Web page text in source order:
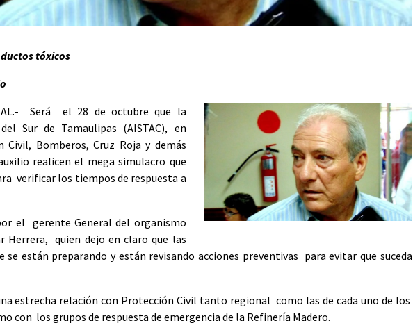
tóxicos
Será el 28 de octubre que la
Sur de Tamaulipas (AISTAC), en
Civil, Bomberos, Cruz Roja y demás
realicen el mega simulacro que
verificar los tiempos de respuesta a
el gerente General del organismo
Herrera, quien dejo en claro que las
están preparando y están revisando acciones preventivas para evitar que suceda
estrecha relación con Protección Civil tanto regional como las de cada uno de los
con los grupos de respuesta de emergencia de la Refinería Madero.